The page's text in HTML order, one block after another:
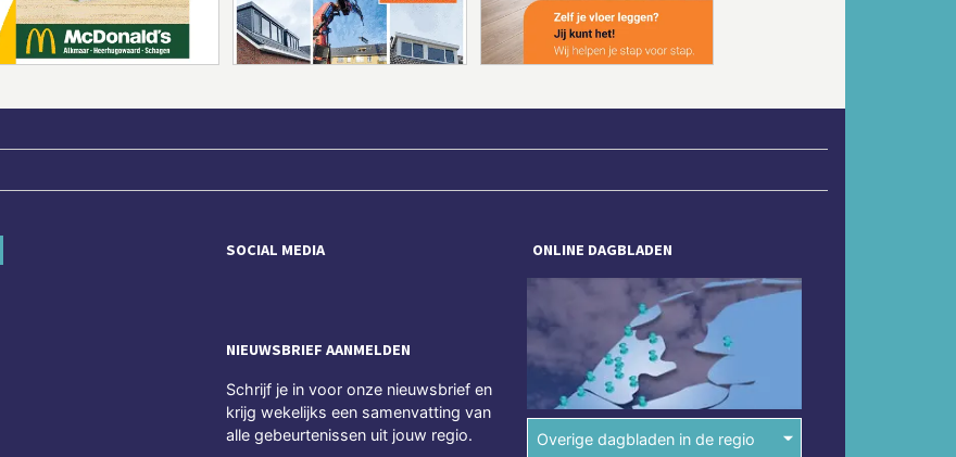
SOCIAL MEDIA
NIEUWSBRIEF AANMELDEN
Schrijf je in voor onze nieuwsbrief en
krijg wekelijks een samenvatting van
alle gebeurtenissen uit jouw regio.
ONLINE DAGBLADEN
Overige dagbladen in de regio